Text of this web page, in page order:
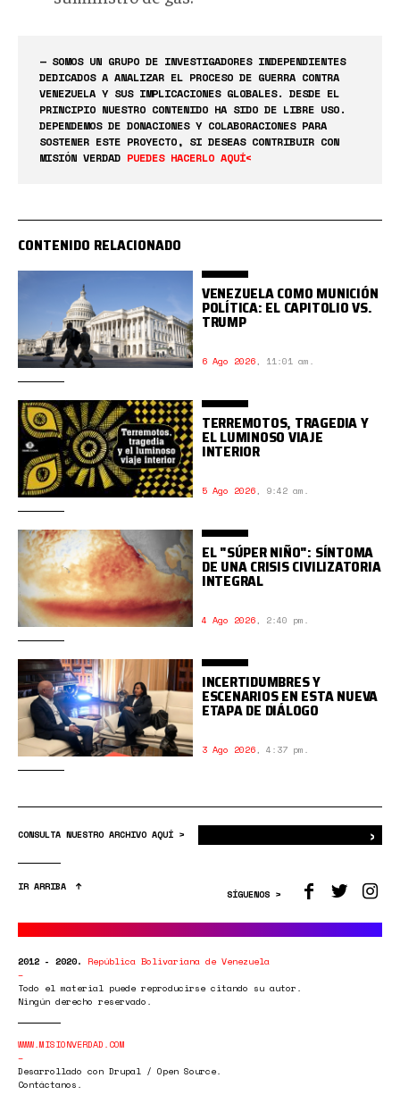
— SOMOS UN GRUPO DE INVESTIGADORES INDEPENDIENTES
DEDICADOS A ANALIZAR EL PROCESO DE GUERRA CONTRA
VENEZUELA Y SUS IMPLICACIONES GLOBALES. DESDE EL
PRINCIPIO NUESTRO CONTENIDO HA SIDO DE LIBRE USO.
DEPENDEMOS DE DONACIONES Y COLABORACIONES PARA
SOSTENER ESTE PROYECTO, SI DESEAS CONTRIBUIR CON
MISIÓN VERDAD PUEDES HACERLO AQUÍ<
CONTENIDO RELACIONADO
VENEZUELA COMO MUNICIÓN
POLÍTICA: EL CAPITOLIO VS.
TRUMP
6 Ago 2026, 11:01 am.
TERREMOTOS, TRAGEDIA Y
EL LUMINOSO VIAJE
INTERIOR
5 Ago 2026, 9:42 am.
EL "SÚPER NIÑO": SÍNTOMA
DE UNA CRISIS CIVILIZATORIA
INTEGRAL
4 Ago 2026, 2:40 pm.
INCERTIDUMBRES Y
ESCENARIOS EN ESTA NUEVA
ETAPA DE DIÁLOGO
3 Ago 2026, 4:37 pm.
CONSULTA NUESTRO ARCHIVO AQUÍ > ›
IR ARRIBA
SÍGUENOS >
2012 - 2020. República Bolivariana de Venezuela
Todo el material puede reproducirse citando su autor.
Ningún derecho reservado.
WWW.MISIONVERDAD.COM
Desarrollado con Drupal / Open Source.
Contáctanos.